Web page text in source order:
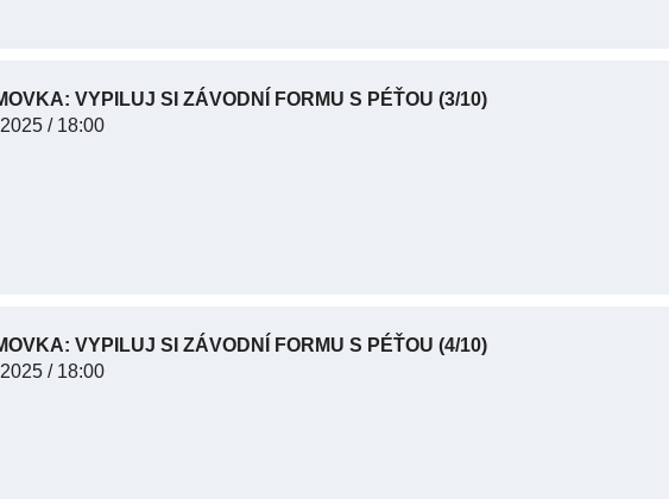
VYPILUJ SI ZÁVODNÍ FORMU S PÉŤOU (3/10)
/ 18:00
VYPILUJ SI ZÁVODNÍ FORMU S PÉŤOU (4/10)
/ 18:00